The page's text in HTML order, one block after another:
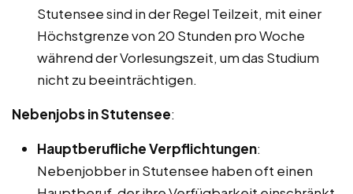
Stutensee sind in der Regel Teilzeit, mit einer
Höchstgrenze von 20 Stunden pro Woche
während der Vorlesungszeit, um das Studium
nicht zu beeinträchtigen.
Nebenjobs in Stutensee:
Hauptberufliche Verpflichtungen:
Nebenjobber in Stutensee haben oft einen